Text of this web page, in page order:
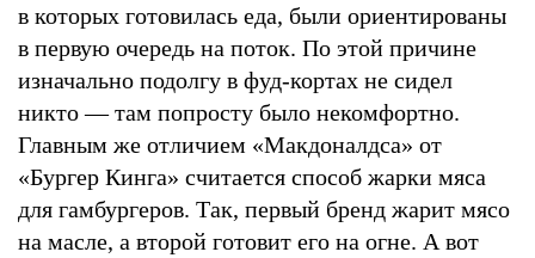
в которых готовилась еда, были ориентированы
в первую очередь на поток. По этой причине
изначально подолгу в фуд-кортах не сидел
никто — там попросту было некомфортно.
Главным же отличием «Макдоналдса» от
«Бургер Кинга» считается способ жарки мяса
для гамбургеров. Так, первый бренд жарит мясо
на масле, а второй готовит его на огне. А вот